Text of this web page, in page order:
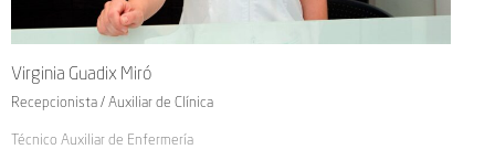
Virginia Guadix Miró
Recepcionista / Auxiliar de Clínica
Técnico Auxiliar de Enfermería